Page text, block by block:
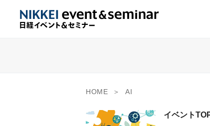
HOME AI
イベント